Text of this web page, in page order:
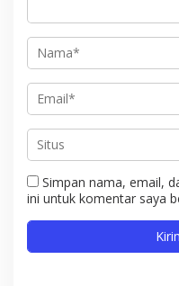
Simpan nama, email,
ini untuk komentar saya